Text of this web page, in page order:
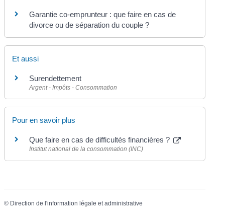
Garantie co-emprunteur : que faire en cas de
divorce ou de séparation du couple ?
Et aussi
Surendettement
Argent - Impôts - Consommation
Pour en savoir plus
Que faire en cas de difficultés financières ?
Institut national de la consommation (INC)
© Direction de l'information légale et administrative